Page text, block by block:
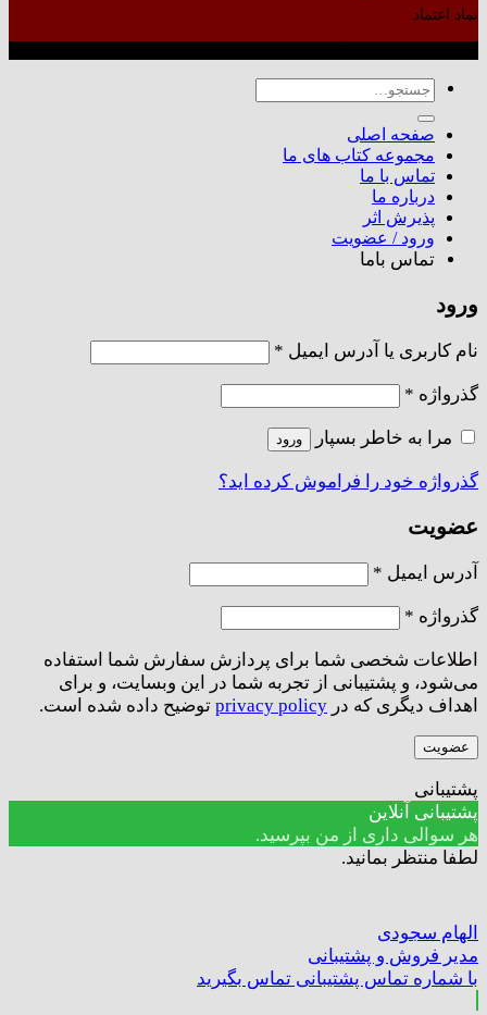
نماد اعتماد
جستجو
برای:
صفحه اصلی
مجموعه کتاب های ما
تماس با ما
درباره ما
پذیرش اثر
ورود / عضویت
تماس باما
ورود
نام کاربری یا آدرس ایمیل *
گذرواژه *
مرا به خاطر بسپار ورود
گذرواژه خود را فراموش کرده اید؟
عضویت
آدرس ایمیل *
گذرواژه *
اطلاعات شخصی شما برای پردازش سفارش شما استفاده
می‌شود، و پشتیبانی از تجربه شما در این وبسایت، و برای
اهداف دیگری که در privacy policy توضیح داده شده است.
عضویت
پشتیبانی
پشتیبانی آنلاین
هر سوالی داری از من بپرسید.
لطفا منتظر بمانید.
الهام سجودی
مدیر فروش و پشتیبانی
با شماره تماس پشتیبانی تماس بگیرید